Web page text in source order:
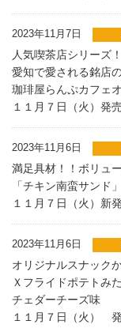
2023年11月7日
人気喫茶店シリーズ！
愛知で愛される銘店
珈琲屋らんぷカフェ
１１月７日（火）発
2023年11月6日
満足具材！！ボリュ
「チキン南蛮サンド
１１月７日（火）新
2023年11月6日
オリジナルスナック
Ｘフライドポテトみ
チェダーチーズ味
１１月７日（火）